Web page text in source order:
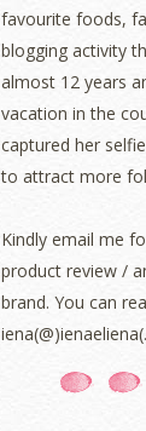
favourite foods,
blogging activity
almost 12 years
vacation in the
captured her
to attract more
Kindly email me
product review /
brand. You can